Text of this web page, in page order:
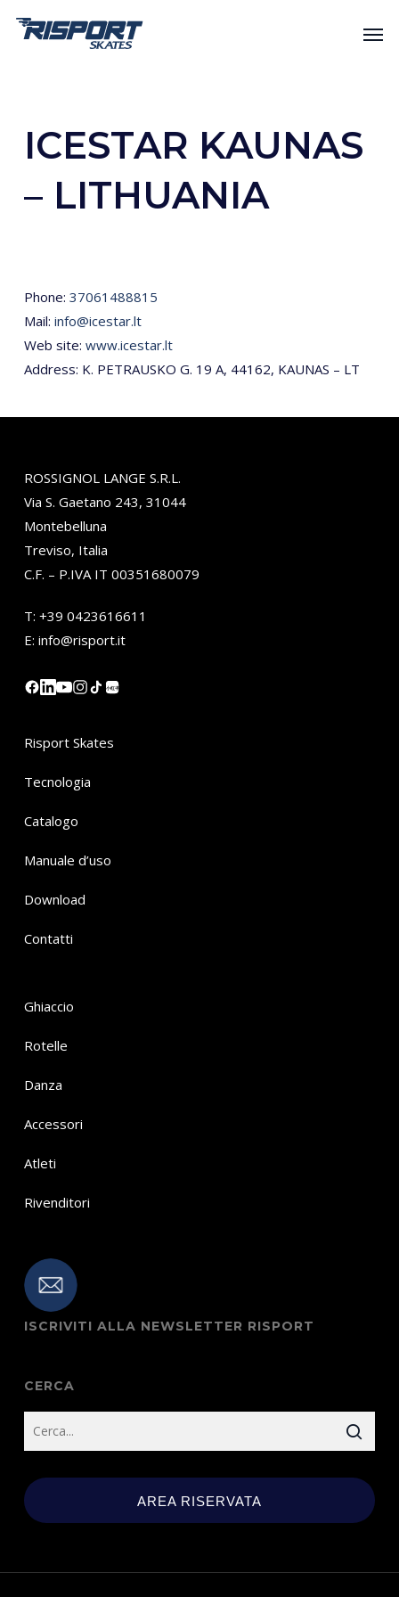
ICESTAR KAUNAS
– LITHUANIA
Phone: 37061488815
Mail: info@icestar.lt
Web site: www.icestar.lt
Address: K. PETRAUSKO G. 19 A, 44162, KAUNAS – LT
ROSSIGNOL LANGE S.R.L.
Via S. Gaetano 243, 31044
Montebelluna
Treviso, Italia
C.F. – P.IVA IT 00351680079
T: +39 0423616611
E: info@risport.it
小红书
Risport Skates
Tecnologia
Catalogo
Manuale d’uso
Download
Contatti
Ghiaccio
Rotelle
Danza
Accessori
Atleti
Rivenditori
ISCRIVITI ALLA NEWSLETTER RISPORT
CERCA
AREA RISERVATA